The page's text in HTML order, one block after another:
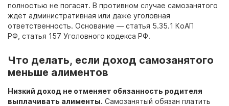
полностью не погасят. В противном случае самозанятого
ждёт административная или даже уголовная
ответственность. Основание — статья 5.35.1 КоАП
РФ, статья 157 Уголовного кодекса РФ.
Что делать, если доход самозанятого
меньше алиментов
Низкий доход не отменяет обязанность родителя
выплачивать алименты. Самозанятый обязан платить